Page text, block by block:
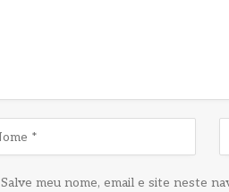
Salve meu nome, email e site neste